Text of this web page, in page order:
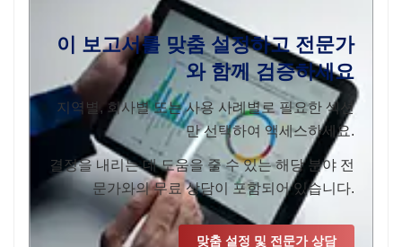
이 보고서를 맞춤 설정하고 전문가
와 함께 검증하세요
지역별, 회사별 또는 사용 사례별로 필요한 섹션
만 선택하여 액세스하세요.
결정을 내리는 데 도움을 줄 수 있는 해당 분야 전
문가와의 무료 상담이 포함되어 있습니다.
맞춤 설정 및 전문가 상담